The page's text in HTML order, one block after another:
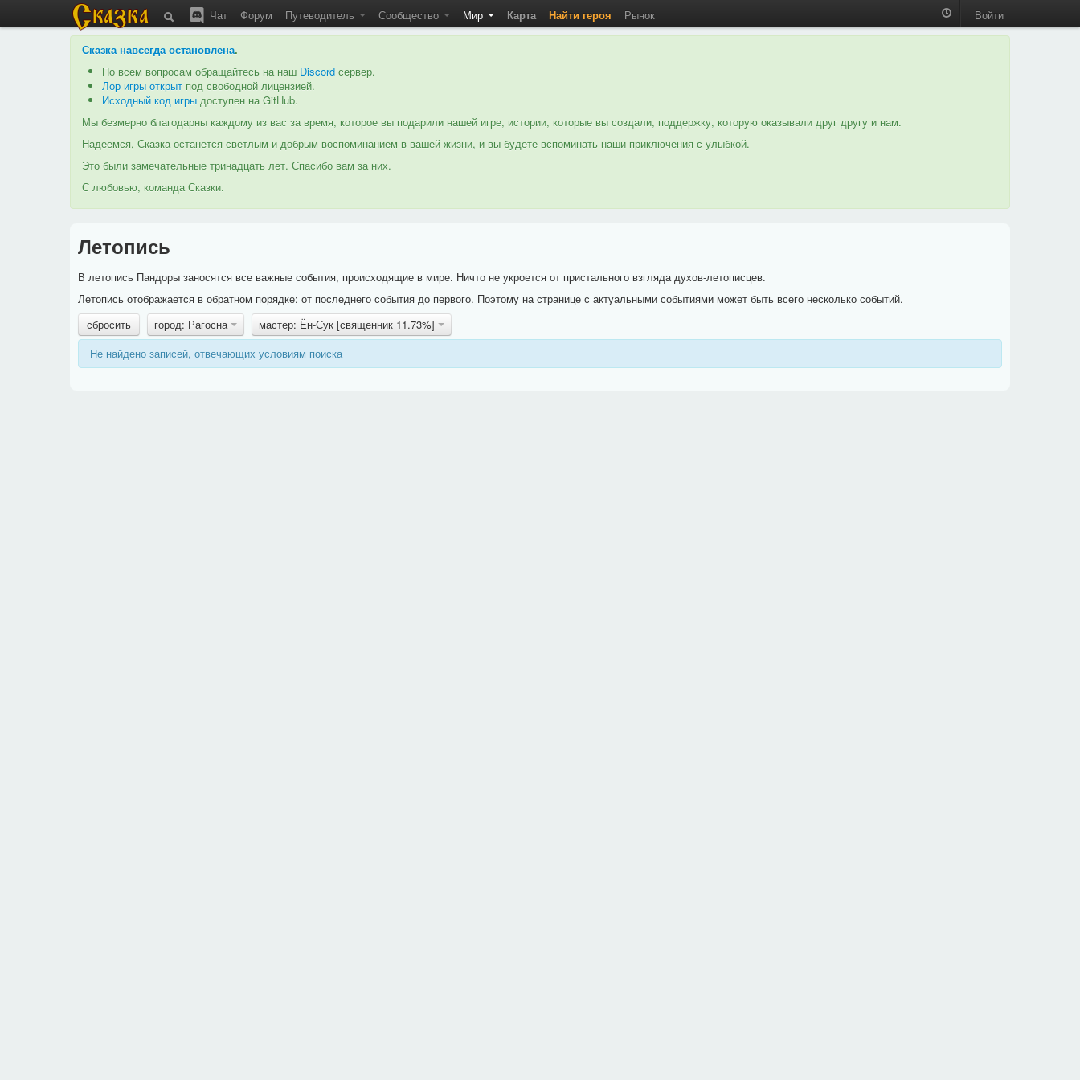
Чат Форум Путеводитель Сообщество Мир Карта Найти героя Рынок Войти
Сказка навсегда остановлена.
По всем вопросам обращайтесь на наш Discord сервер.
Лор игры открыт под свободной лицензией.
Исходный код игры доступен на GitHub.
Мы безмерно благодарны каждому из вас за время, которое вы подарили нашей игре, истории, которые вы создали, поддержку, которую оказывали друг другу и нам.
Надеемся, Сказка останется светлым и добрым воспоминанием в вашей жизни, и вы будете вспоминать наши приключения с улыбкой.
Это были замечательные тринадцать лет. Спасибо вам за них.
С любовью, команда Сказки.
Летопись
В летопись Пандоры заносятся все важные события, происходящие в мире. Ничто не укроется от пристального взгляда духов-летописцев.
Летопись отображается в обратном порядке: от последнего события до первого. Поэтому на странице с актуальными событиями может быть всего несколько событий.
сбросить
город: Рагосна
мастер: Ён-Сук [священник 11.73%]
Не найдено записей, отвечающих условиям поиска